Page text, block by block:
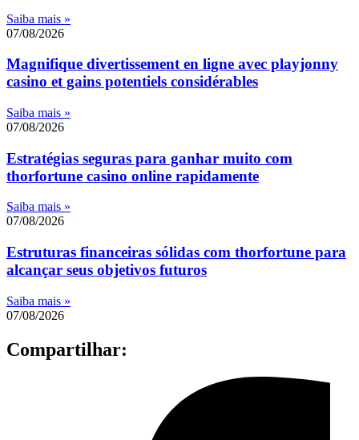
Saiba mais »
07/08/2026
Magnifique divertissement en ligne avec playjonny
casino et gains potentiels considérables
Saiba mais »
07/08/2026
Estratégias seguras para ganhar muito com
thorfortune casino online rapidamente
Saiba mais »
07/08/2026
Estruturas financeiras sólidas com thorfortune para
alcançar seus objetivos futuros
Saiba mais »
07/08/2026
Compartilhar: